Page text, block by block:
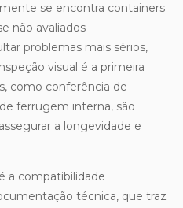
se encontra containers
não avaliados
problemas mais sérios,
visual é a primeira
como conferência de
ferrugem interna, são
a longevidade e
a compatibilidade
técnica, que traz